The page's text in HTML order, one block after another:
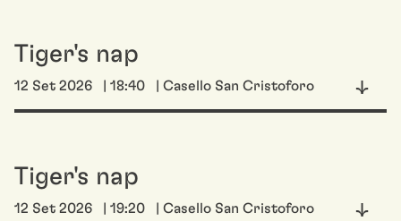
Tiger's nap
12 Set 2026 | 18:40 | Casello San Cristoforo
Tiger's nap
12 Set 2026 | 19:20 | Casello San Cristoforo